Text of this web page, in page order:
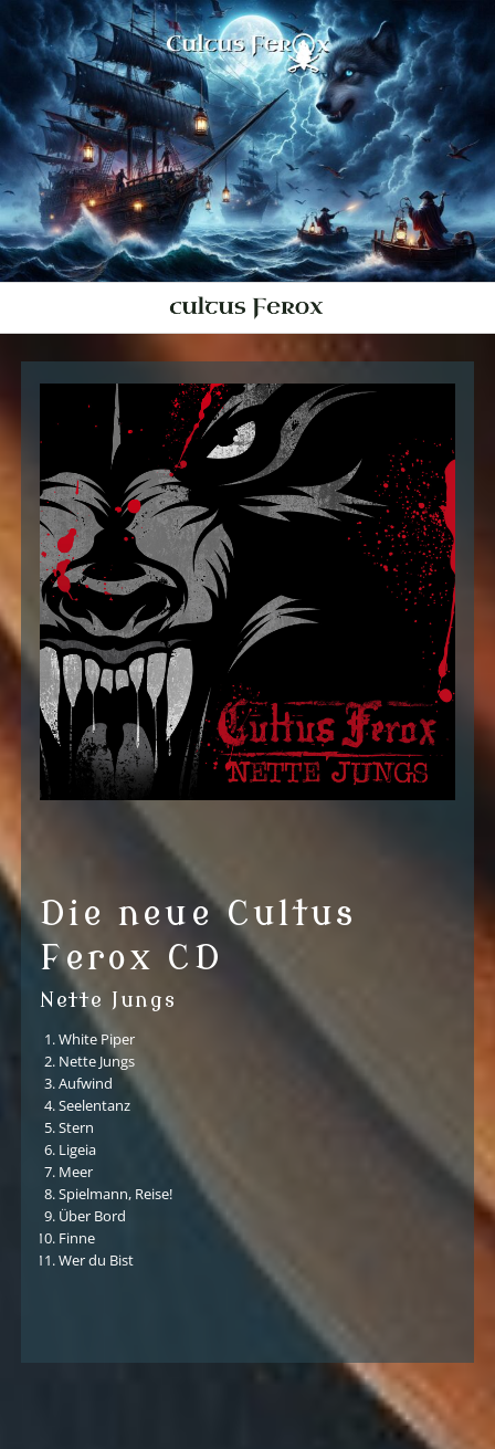
Die neue Cultus
Ferox CD
Nette Jungs
White Piper
Nette Jungs
Aufwind
Seelentanz
Stern
Ligeia
Meer
Spielmann, Reise!
Über Bord
Finne
Wer du Bist